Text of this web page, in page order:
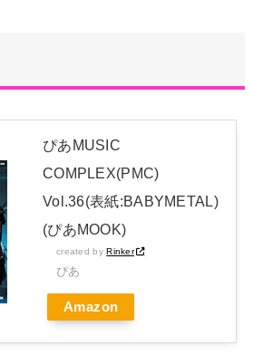
でした」
浅倉樹々がランチ「ききちゃんって呼ん
産盤「METAL FORTH (DELUXE
FORTH DELUXE JAPAN EDITION
ぴあMUSIC
COMPLEX(PMC)
Vol.36(表紙:BABYMETAL)
(ぴあMOOK)
created by Rinker
ぴあ
Amazon